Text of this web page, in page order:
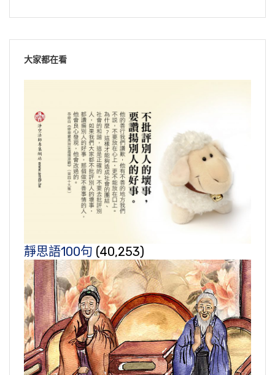
大家都在看
靜思語100句 (40,253)